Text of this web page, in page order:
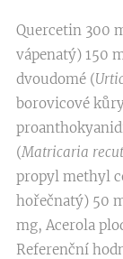
Quercetin 300
vápenatý) 150
dvoudomé (
borovicové
(Matricaria
propyl methyl
hořečnatý) 50
mg, Acerola
Referenční